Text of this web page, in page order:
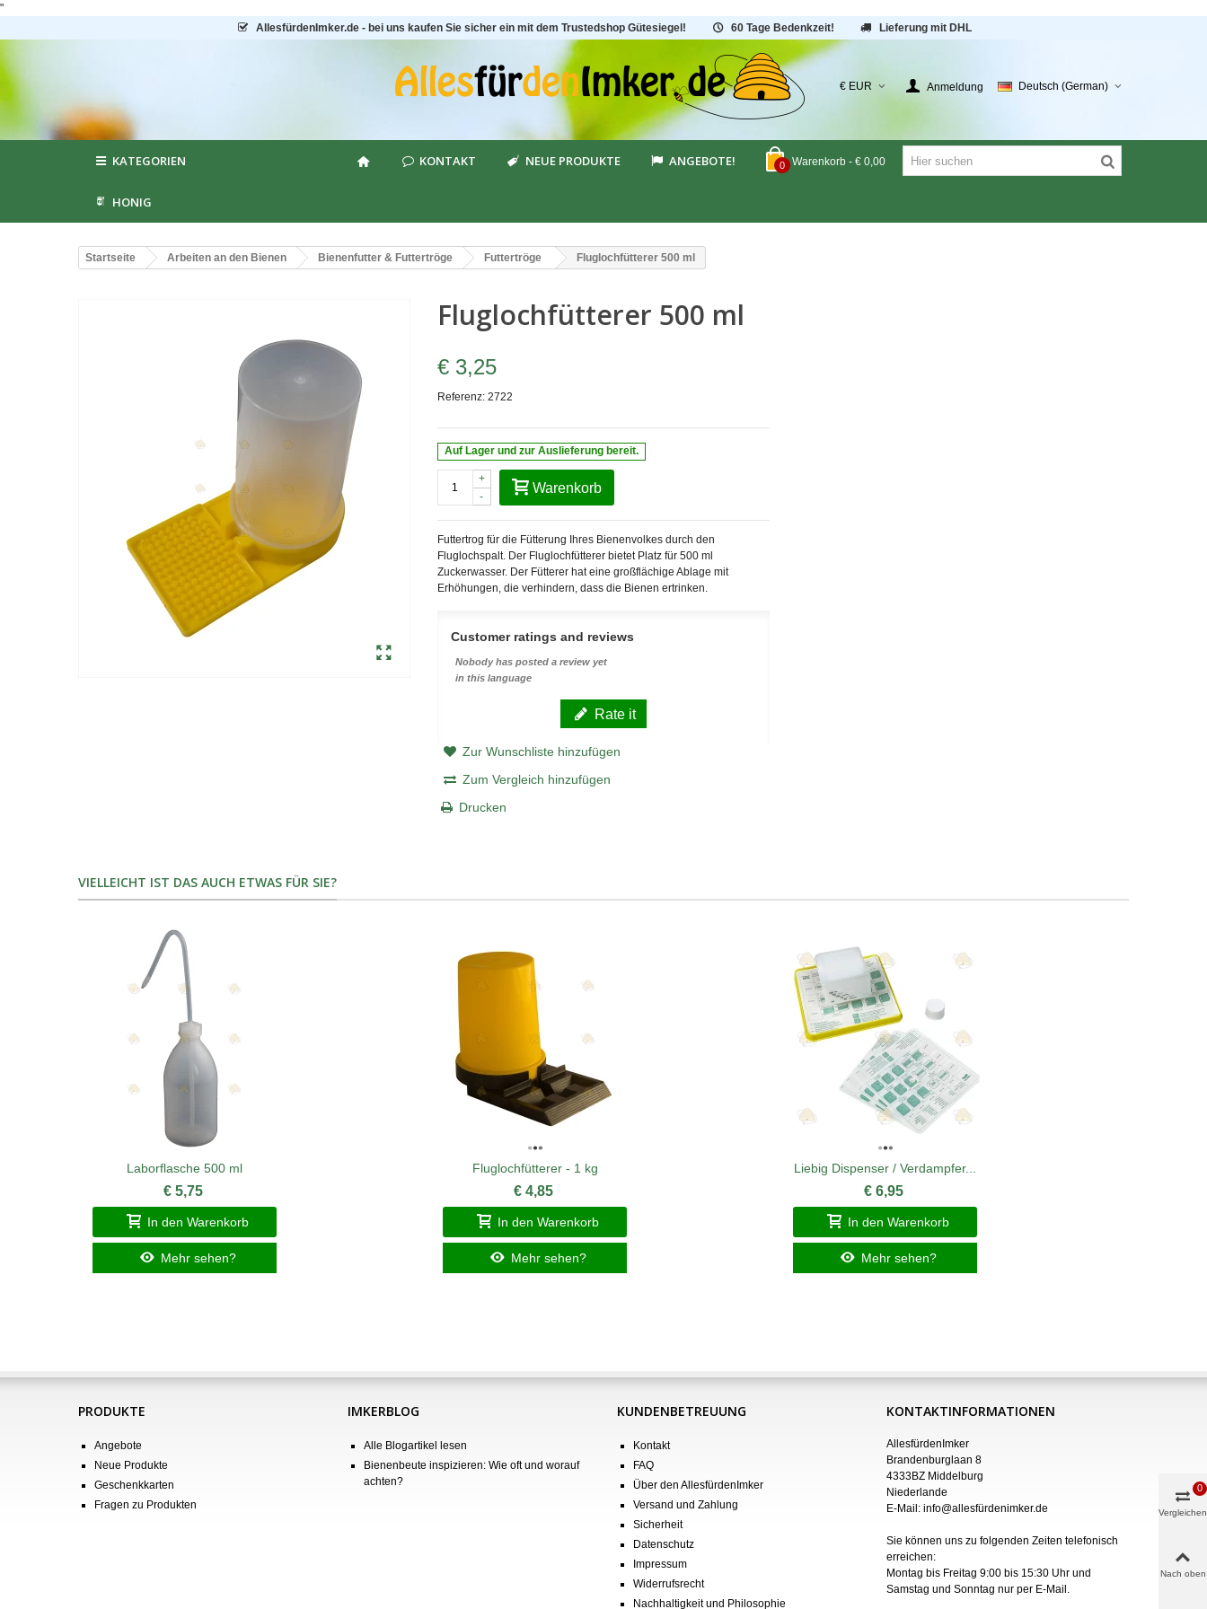
"
AllesfürdenImker.de - bei uns kaufen Sie sicher ein mit dem Trustedshop Gütesiegel!
60 Tage Bedenkzeit! Lieferung mit DHL
€ EUR Anmeldung Deutsch (German)
0 Warenkorb - € 0,00
KATEGORIEN KONTAKT NEUE PRODUKTE ANGEBOTE!
HONIG
Startseite Arbeiten an den Bienen Bienenfutter & Futtertröge Futtertröge Fluglochfütterer 500 ml
Fluglochfütterer 500 ml
€ 3,25
Referenz: 2722
Auf Lager und zur Auslieferung bereit.
-
+
Warenkorb
Futtertrog für die Fütterung Ihres Bienenvolkes durch den
Fluglochspalt. Der Fluglochfütterer bietet Platz für 500 ml
Zuckerwasser. Der Fütterer hat eine großflächige Ablage mit
Erhöhungen, die verhindern, dass die Bienen ertrinken.
Customer ratings and reviews
Nobody has posted a review yet
in this language
Rate it
Zur Wunschliste hinzufügen
Zum Vergleich hinzufügen
Drucken
VIELLEICHT IST DAS AUCH ETWAS FÜR SIE?
Laborflasche 500 ml
€ 5,75
In den Warenkorb
Mehr sehen?
Fluglochfütterer - 1 kg
€ 4,85
In den Warenkorb
Mehr sehen?
Liebig Dispenser / Verdampfer...
€ 6,95
In den Warenkorb
Mehr sehen?
PRODUKTE
Angebote
Neue Produkte
Geschenkkarten
Fragen zu Produkten
IMKERBLOG
Alle Blogartikel lesen
Bienenbeute inspizieren: Wie oft und worauf
achten?
KUNDENBETREUUNG
Kontakt
FAQ
Über den AllesfürdenImker
Versand und Zahlung
Sicherheit
Datenschutz
Impressum
Widerrufsrecht
Nachhaltigkeit und Philosophie
KONTAKTINFORMATIONEN
AllesfürdenImker
Brandenburglaan 8
4333BZ Middelburg
Niederlande
E-Mail: info@allesfürdenimker.de
Sie können uns zu folgenden Zeiten telefonisch
erreichen:
Montag bis Freitag 9:00 bis 15:30 Uhr und
Samstag und Sonntag nur per E-Mail .
Vergleichen
0
Nach oben